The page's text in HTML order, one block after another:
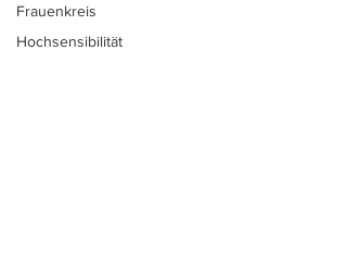
Frauenkreis
Hochsensibilität